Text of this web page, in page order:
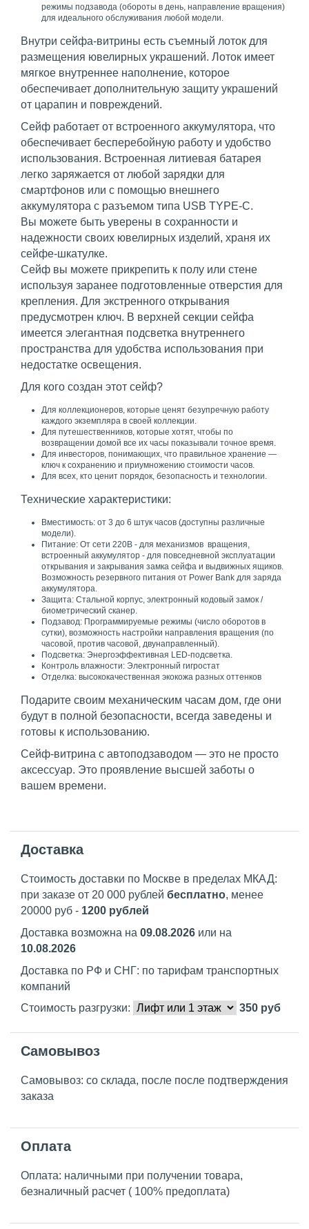
режимы подзавода (обороты в день, направление вращения)
для идеального обслуживания любой модели.
Внутри сейфа-витрины есть съемный лоток для
размещения ювелирных украшений. Лоток имеет
мягкое внутреннее наполнение, которое
обеспечивает дополнительную защиту украшений
от царапин и повреждений.
Сейф работает от встроенного аккумулятора, что
обеспечивает бесперебойную работу и удобство
использования. Встроенная литиевая батарея
легко заряжается от любой зарядки для
смартфонов или с помощью внешнего
аккумулятора с разъемом типа USB TYPE-C.
Вы можете быть уверены в сохранности и
надежности своих ювелирных изделий, храня их
сейфе-шкатулке.
Сейф вы можете прикрепить к полу или стене
используя заранее подготовленные отверстия для
крепления. Для экстренного открывания
предусмотрен ключ. В верхней секции сейфа
имеется элегантная подсветка внутреннего
пространства для удобства использования при
недостатке освещения.
Для кого создан этот сейф?
Для коллекционеров, которые ценят безупречную работу
каждого экземпляра в своей коллекции.
Для путешественников, которые хотят, чтобы по
возвращении домой все их часы показывали точное время.
Для инвесторов, понимающих, что правильное хранение —
ключ к сохранению и приумножению стоимости часов.
Для всех, кто ценит порядок, безопасность и технологии.
Технические характеристики:
Вместимость: от 3 до 6 штук часов (доступны различные
модели).
Питание: От сети 220В - для механизмов вращения,
встроенный аккумулятор - для повседневной эксплуатации
открывания и закрывания замка сейфа и выдвижных ящиков.
Возможность резервного питания от Power Bank для заряда
аккумулятора.
Защита: Стальной корпус, электронный кодовый замок /
биометрический сканер.
Подзавод: Программируемые режимы (число оборотов в
сутки), возможность настройки направления вращения (по
часовой, против часовой, двунаправленный).
Подсветка: Энергоэффективная LED-подсветка.
Контроль влажности: Электронный гигростат
Отделка: высококачественная экокожа разных оттенков
Подарите своим механическим часам дом, где они
будут в полной безопасности, всегда заведены и
готовы к использованию.
Сейф-витрина с автоподзаводом — это не просто
аксессуар. Это проявление высшей заботы о
вашем времени.
Доставка
Стоимость доставки по Москве в пределах МКАД:
при заказе от 20 000 рублей бесплатно, менее
20000 руб - 1200 рублей
Доставка возможна на 09.08.2026 или на
10.08.2026
Доставка по РФ и СНГ: по тарифам транспортных
компаний
Стоимость разгрузки:
350 руб
Самовывоз
Самовывоз: со склада, после после подтверждения
заказа
Оплата
Оплата: наличными при получении товара,
безналичный расчет ( 100% предоплата)